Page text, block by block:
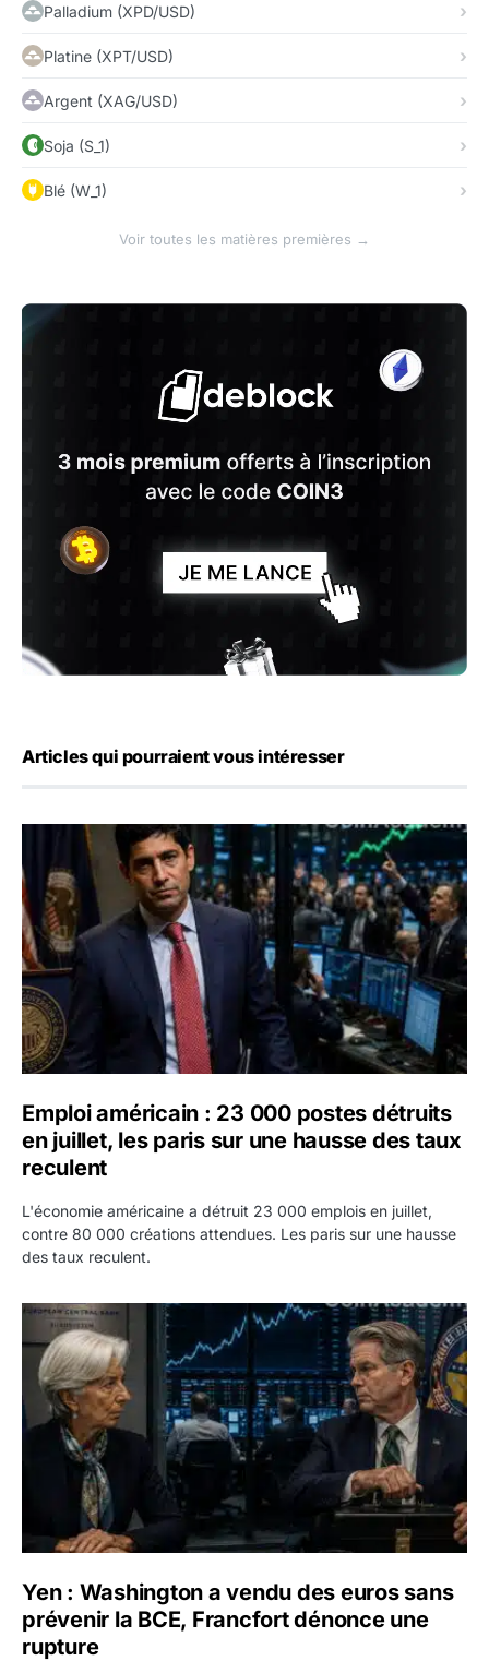
Palladium (XPD/USD)
Platine (XPT/USD)
Argent (XAG/USD)
Soja (S_1)
Blé (W_1)
Voir toutes les matières premières →
Articles qui pourraient vous intéresser
Emploi américain : 23 000 postes détruits en juillet, les
Emploi américain : 23 000 postes détruits
en juillet, les paris sur une hausse des taux
reculent
L'économie américaine a détruit 23 000 emplois en juillet,
contre 80 000 créations attendues. Les paris sur une hausse
des taux reculent.
Yen : Washington a vendu des euros sans prévenir la
Yen : Washington a vendu des euros sans
prévenir la BCE, Francfort dénonce une
rupture